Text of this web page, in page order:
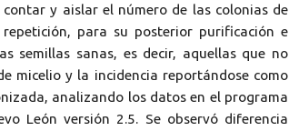
y aislar el número de las colonias de
para su posterior purificación e
semillas sanas, es decir, aquellas que no
micelio y la incidencia reportándose como
analizando los datos en el programa
León versión 2.5. Se observó diferencia